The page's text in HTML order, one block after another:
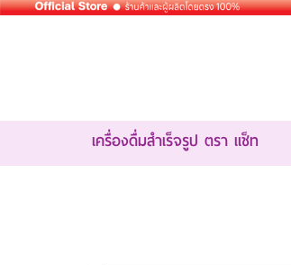
เครื่องดื่มสำเร็จรูป ตรา แช็ท